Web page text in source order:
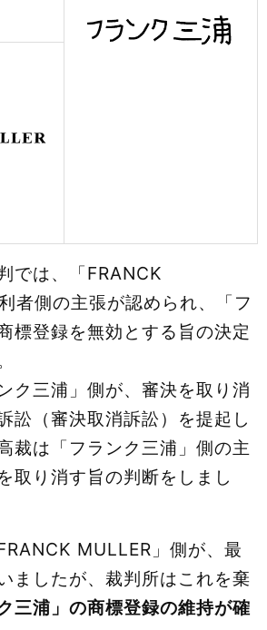
では、「FRANCK
者側の主張が認められ、「フ
標登録を無効とする旨の決定
ク三浦」側が、審決を取り消
訟（審決取消訴訟）を提起し
裁は「フランク三浦」側の主
取り消す旨の判断をしまし
MULLER」側が、最
ましたが、裁判所はこれを棄
三浦」の商標登録の維持が確